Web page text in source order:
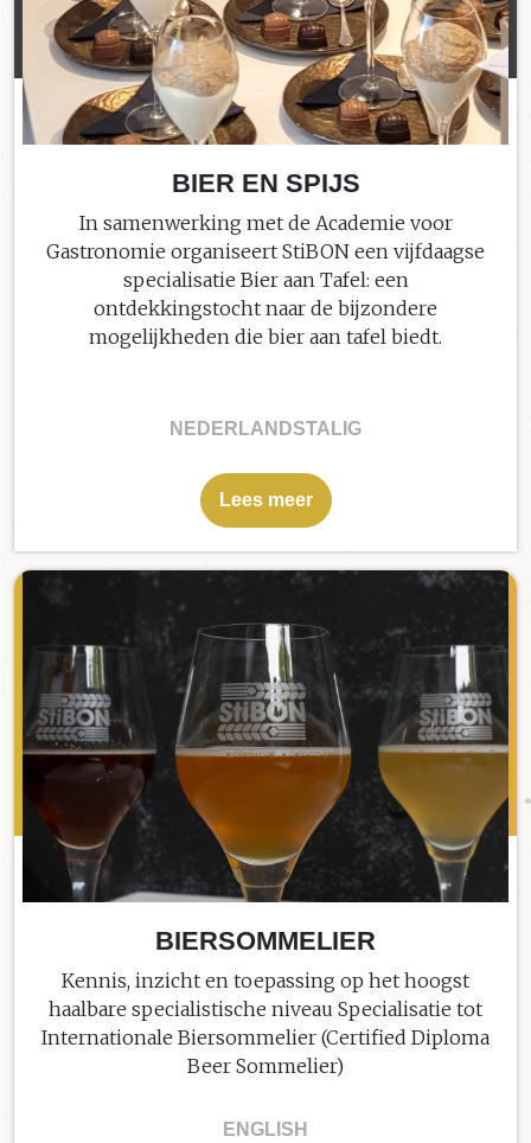
BIER EN SPIJS
In samenwerking met de Academie voor
Gastronomie organiseert StiBON een vijfdaagse
specialisatie Bier aan Tafel: een
ontdekkingstocht naar de bijzondere
mogelijkheden die bier aan tafel biedt.
NEDERLANDSTALIG
Lees meer
BIERSOMMELIER
Kennis, inzicht en toepassing op het hoogst
haalbare specialistische niveau Specialisatie tot
Internationale Biersommelier (Certified Diploma
Beer Sommelier)
ENGLISH